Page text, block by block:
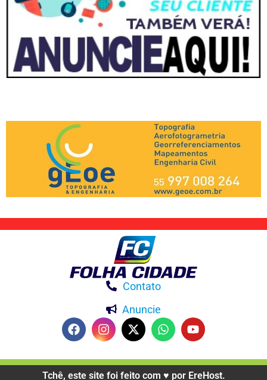
Contato
Anuncie
Tchê, este site foi feito com ♥️ por EreHost.